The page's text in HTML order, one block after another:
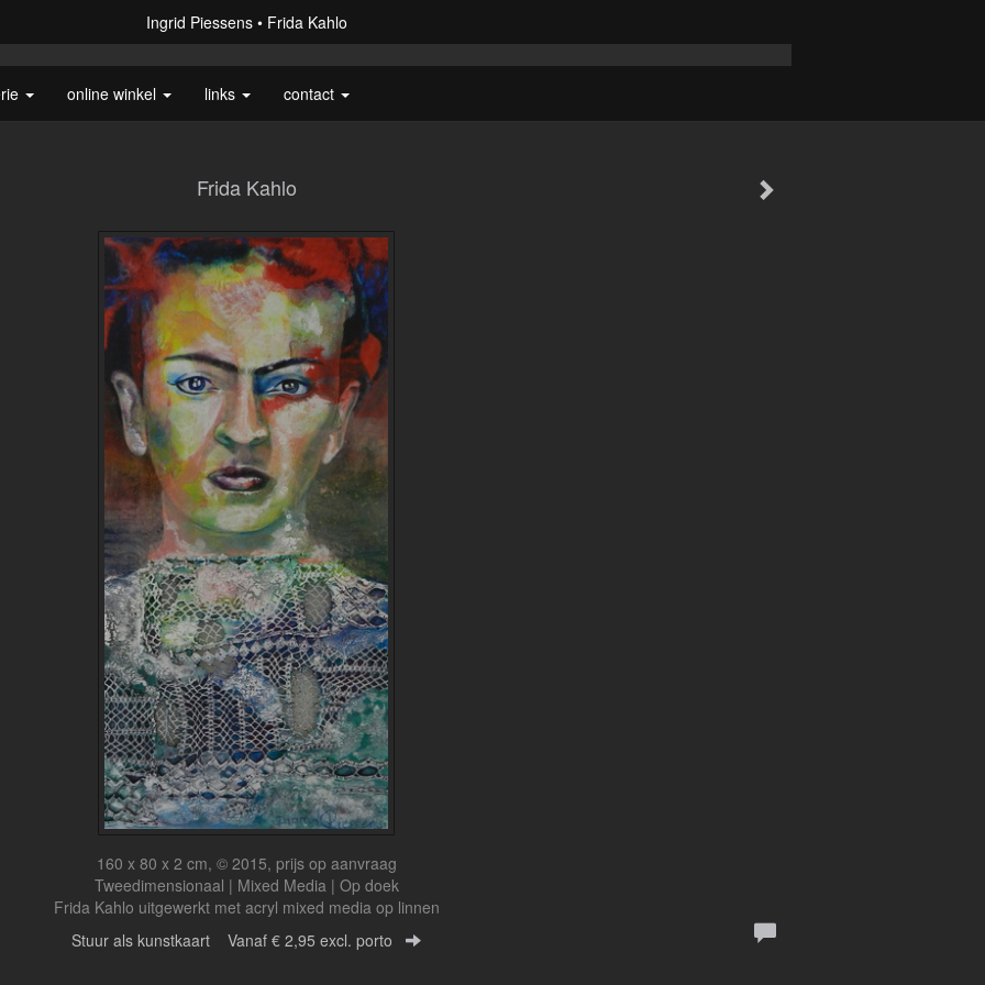
Ingrid Piessens Frida Kahlo
online winkel links contact
Frida Kahlo
160 x 80 x 2 cm, © 2015, prijs op aanvraag
Tweedimensionaal | Mixed Media | Op doek
Frida Kahlo uitgewerkt met acryl mixed media op linnen
Stuur als kunstkaart Vanaf € 2,95 excl. porto